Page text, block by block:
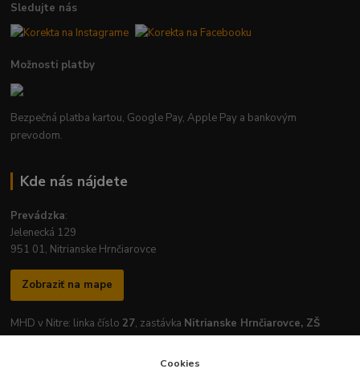
Sledujte nás
Možnosti platby
Bezpečná platba kartou, Google Pay, Apple Pay a bankovým
prevodom.
Kde nás nájdete
Prevádzka:
Jelenecká 129
951 01, Nitrianske Hrnčiarovce
Zobraziť na mape
MHD v Nitre: linka číslo 27, zastávka Nitrianske Hrnčiarovce, ZŠ
Cookies